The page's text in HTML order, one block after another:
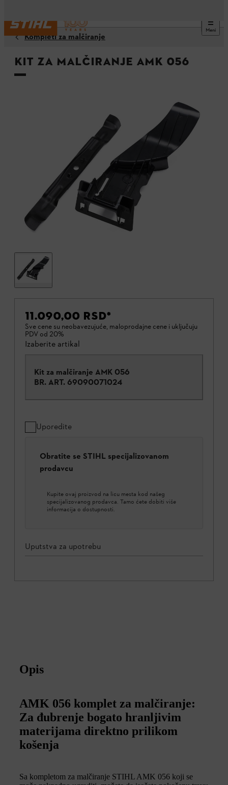
Meni
Kompleti za malčiranje
Kit za malčiranje AMK 056
11.090,00 RSD*
Sve cene su neobavezujuće, maloprodajne cene i uključuju
PDV od 20%
Izaberite artikal
Kit za malčiranje AMK 056
BR. ART. 69090071024
Uporedite
Obratite se STIHL specijalizovanom
prodavcu
Kupite ovaj proizvod na licu mesta kod našeg
specijalizovanog prodavca. Tamo ćete dobiti više
informacija o dostupnosti.
Uputstva za upotrebu
Opis
AMK 056 komplet za malčiranje:
Za đubrenje bogato hranljivim
materijama direktno prilikom
košenja
Sa kompletom za malčiranje STIHL AMK 056 koji se